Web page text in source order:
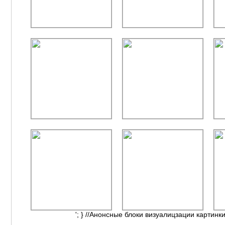
'; } //Анонсные блоки визуалицзации